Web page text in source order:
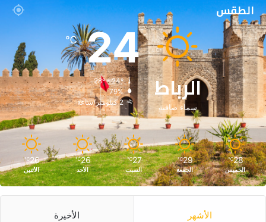
الطقس
الرباط
سماء صافية
24
℃
28º - 24º
79%
2 كيلومتر/ساعة
28
℃
الخميس
29
℃
الجمعة
27
℃
السبت
26
℃
الأحد
26
℃
الأثنين
الأشهر الأخيرة